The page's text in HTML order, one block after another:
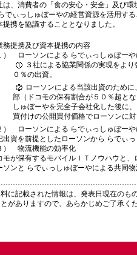
は、消費者の「食の安心・安全」及び
でぃっしゅぼーやの経営資源を活用す
提携を協議することとなりました。
務提携及び資本提携の内容
） ローソンによる らでぃっしゅぼー
３社による協業関係の実現をよ
０％の出資。
ローソンによる当該出資のため
部（ドコモの保有割合が５０％超と
しゅぼーやを完全子会社化した後に
買付けの公開買付価格でローソンに
） ローソンによる らでぃっしゅぼー
出資を前提としたローソンから らでぃ
） 物流機能の効率化
モが保有するモバイルＩＴノウハウと
ソンと らでぃっしゅぼーやによる共同
に記載された情報は、発表日現在のも
がありますので、あらかじめご了承く